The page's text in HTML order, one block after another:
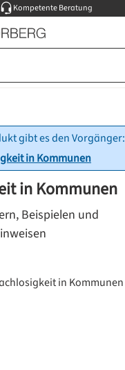
Kompetente Beratung
gibt es den Vorgänger:
in Kommunen
in Kommunen
Beispielen und